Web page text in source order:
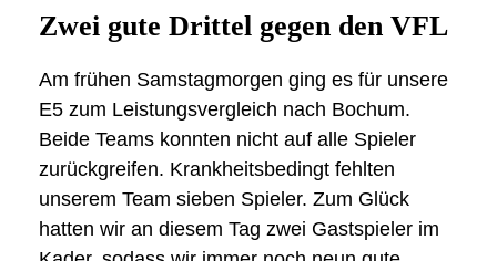
Zwei gute Drittel gegen den VFL
Am frühen Samstagmorgen ging es für unsere
E5 zum Leistungsvergleich nach Bochum.
Beide Teams konnten nicht auf alle Spieler
zurückgreifen. Krankheitsbedingt fehlten
unserem Team sieben Spieler. Zum Glück
hatten wir an diesem Tag zwei Gastspieler im